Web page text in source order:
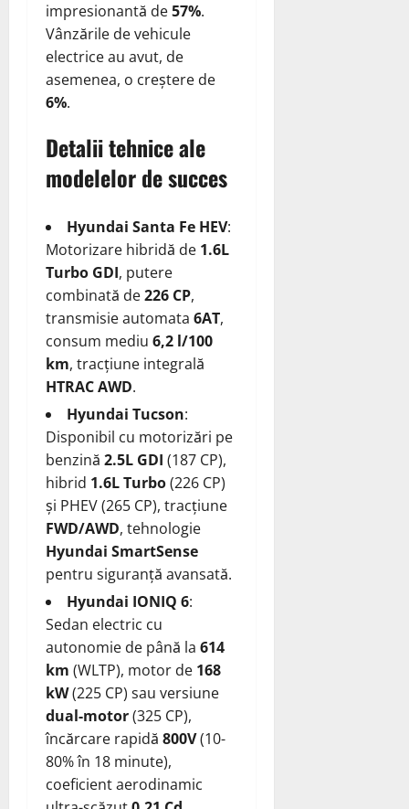
impresionantă de57%.
Vânzările de vehicule
electrice au avut, de
asemenea, o creștere de
6%.
Detalii tehnice ale
modelelor de succes
Hyundai Santa Fe HEV:
Motorizare hibridă de 1.6L
Turbo GDI, putere
combinată de226 CP,
transmisie automata 6AT,
consum mediu 6,2 l/100
km, tracțiune integrală
HTRAC AWD.
Hyundai Tucson:
Disponibil cu motorizări pe
benzină 2.5L GDI (187 CP),
hibrid 1.6L Turbo(226 CP)
și PHEV (265 CP), tracțiune
FWD/AWD, tehnologie
Hyundai SmartSense
pentru siguranță avansată.
Hyundai IONIQ 6:
Sedan electric cu
autonomie de până la 614
km (WLTP), motor de 168
kW(225 CP) sau versiune
dual-motor(325 CP),
încărcare rapidă 800V(10-
80% în 18 minute),
coeficient aerodinamic